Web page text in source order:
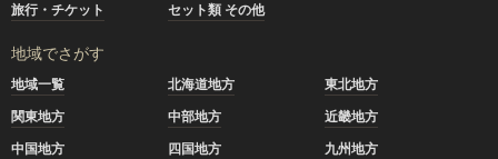
旅行・チケット
セット類 その他
地域でさがす
地域一覧 北海道地方
東北地方
関東地方
中部地方
近畿地方
中国地方
四国地方 九州地方